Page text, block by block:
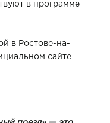
в программе
в Ростове-на-
сайте